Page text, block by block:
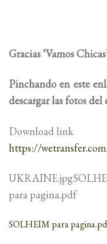
Gracias ‘Vamos
Pinchando en este
descargar las fotos del
Download link
https://
para pagina.pdf
SOLHEIM para